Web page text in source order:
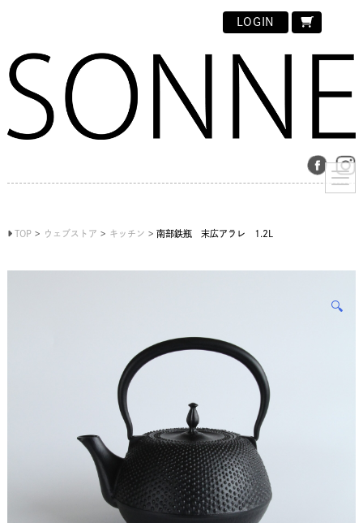
LOGIN
TOP ウェブストア キッチン 南部鉄瓶 末広アラレ 1.2L
🔍